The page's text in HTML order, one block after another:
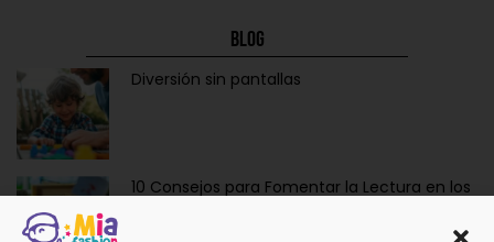
Blog
Diversión sin pantallas
10 Consejos para Fomentar la Lectura en los